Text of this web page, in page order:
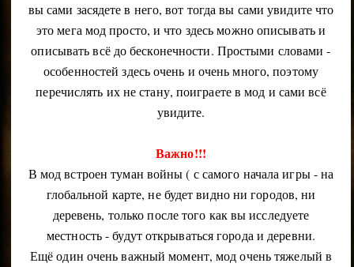
вы сами засядете в него, вот тогда вы сами увидите что
это мега мод просто, и что здесь можно описывать и
описывать всё до бесконечности. Простыми словами -
особенностей здесь очень и очень много, поэтому
перечислять их не стану, поиграете в мод и сами всё
увидите.
Важно!!!
В мод встроен туман войны ( с самого начала игры - на
глобальной карте, не будет видно ни городов, ни
деревень, только после того как вы исследуете
местность - будут открываться города и деревни.
Ещё один очень важный момент, мод очень тяжелый в